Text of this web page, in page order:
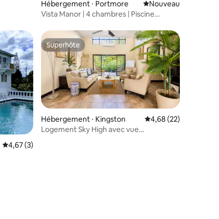
Hébergement ⋅ Portmore Nouvel hébergement
Nouveau
Vista Manor | 4 chambres | Piscine
Évaluation moyenne sur la base de 3 commentaires : 4,67 sur 5
4,67 (3)
Superhôte
Superhôte
Hébergement ⋅ Kingston Évaluation moyenne
4,68 (22)
Logement Sky High avec vue